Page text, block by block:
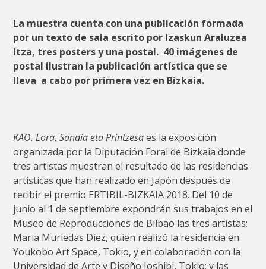
La muestra cuenta con una publicación formada
por un texto de sala escrito por Izaskun Araluzea
Itza, tres posters y una postal. 40 imágenes de
postal ilustran la publicación artística que se
lleva a cabo por primera vez en Bizkaia.
KAO. Lora, Sandia eta Printzesaes la exposición
organizada por la Diputación Foral de Bizkaia donde
tres artistas muestran el resultado de las residencias
artísticas que han realizado en Japón después de
recibir el premio ERTIBIL-BIZKAIA 2018. Del 10 de
junio al 1 de septiembre expondrán sus trabajos en el
Museo de Reproducciones de Bilbao las tres artistas:
Maria Muriedas Diez, quien realizó la residencia en
Youkobo Art Space, Tokio, y en colaboración con la
Universidad de Arte y Diseño Joshibi, Tokio; y las